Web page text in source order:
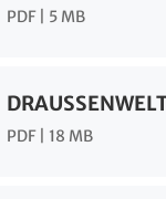
PDF | 5 MB
PDF | 18 MB